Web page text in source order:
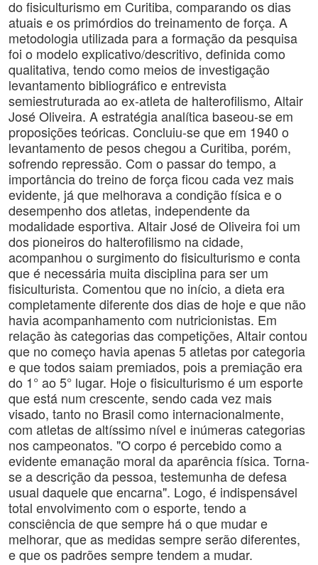
do fisiculturismo em Curitiba, comparando os dias
atuais e os primórdios do treinamento de força. A
metodologia utilizada para a formação da pesquisa
foi o modelo explicativo/descritivo, definida como
qualitativa, tendo como meios de investigação
levantamento bibliográfico e entrevista
semiestruturada ao ex-atleta de halterofilismo, Altair
José Oliveira. A estratégia analítica baseou-se em
proposições teóricas. Concluiu-se que em 1940 o
levantamento de pesos chegou a Curitiba, porém,
sofrendo repressão. Com o passar do tempo, a
importância do treino de força ficou cada vez mais
evidente, já que melhorava a condição física e o
desempenho dos atletas, independente da
modalidade esportiva. Altair José de Oliveira foi um
dos pioneiros do halterofilismo na cidade,
acompanhou o surgimento do fisiculturismo e conta
que é necessária muita disciplina para ser um
fisiculturista. Comentou que no início, a dieta era
completamente diferente dos dias de hoje e que não
havia acompanhamento com nutricionistas. Em
relação às categorias das competições, Altair contou
que no começo havia apenas 5 atletas por categoria
e que todos saiam premiados, pois a premiação era
do 1° ao 5° lugar. Hoje o fisiculturismo é um esporte
que está num crescente, sendo cada vez mais
visado, tanto no Brasil como internacionalmente,
com atletas de altíssimo nível e inúmeras categorias
nos campeonatos. "O corpo é percebido como a
evidente emanação moral da aparência física. Torna-
se a descrição da pessoa, testemunha de defesa
usual daquele que encarna". Logo, é indispensável
total envolvimento com o esporte, tendo a
consciência de que sempre há o que mudar e
melhorar, que as medidas sempre serão diferentes,
e que os padrões sempre tendem a mudar.